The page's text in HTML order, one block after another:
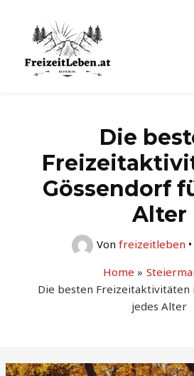
springen
Die
Gössendorf
Alter
Von freizeitleben •
Home
Die besten Freizeitaktivitäten
jedes Alter